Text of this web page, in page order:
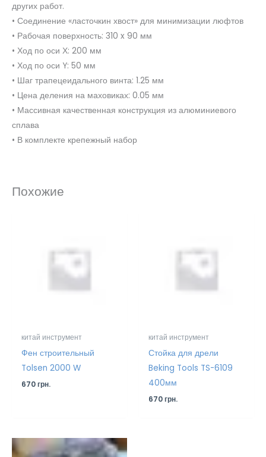
других работ.
• Соединение «ласточкин хвост» для минимизации люфтов
• Рабочая поверхность: 310 x 90 мм
• Ход по оси Х: 200 мм
• Ход по оси Y: 50 мм
• Шаг трапецеидального винта: 1.25 мм
• Цена деления на маховиках: 0.05 мм
• Массивная качественная конструкция из алюминиевого
сплава
• В комплекте крепежный набор
Похожие
китай инструмент
Фен строительный
Tolsen 2000 W
670грн.
китай инструмент
Стойка для дрели
Beking Tools TS-6109
400мм
670грн.